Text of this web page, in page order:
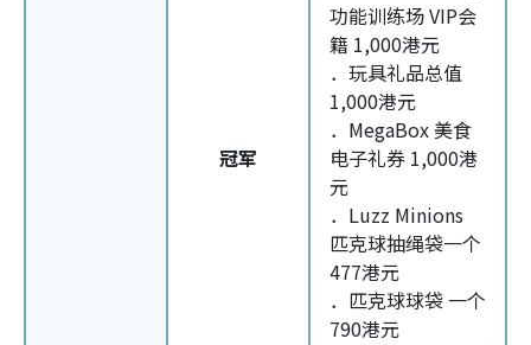
冠军
功能训练场 VIP会
籍 1,000港元
．玩具礼品总值
1,000港元
．MegaBox 美食
电子礼券 1,000港
元
．Luzz Minions
匹克球抽绳袋一个
477港元
．匹克球球袋 一个
790港元